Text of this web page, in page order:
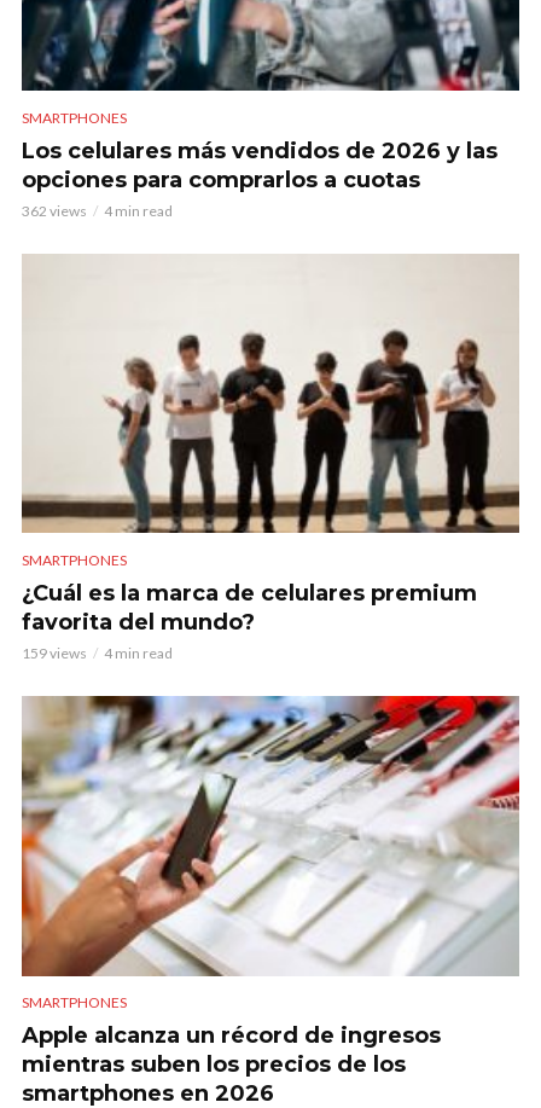
SMARTPHONES
Los celulares más vendidos de 2026 y las
opciones para comprarlos a cuotas
362 views 4 min read
SMARTPHONES
¿Cuál es la marca de celulares premium
favorita del mundo?
159 views 4 min read
SMARTPHONES
Apple alcanza un récord de ingresos
mientras suben los precios de los
smartphones en 2026